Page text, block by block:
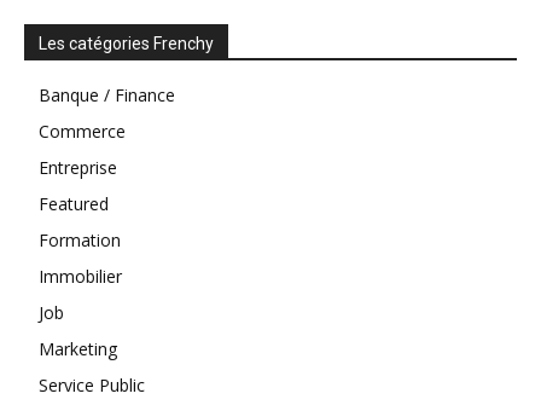
Les catégories Frenchy
Banque / Finance
Commerce
Entreprise
Featured
Formation
Immobilier
Job
Marketing
Service Public